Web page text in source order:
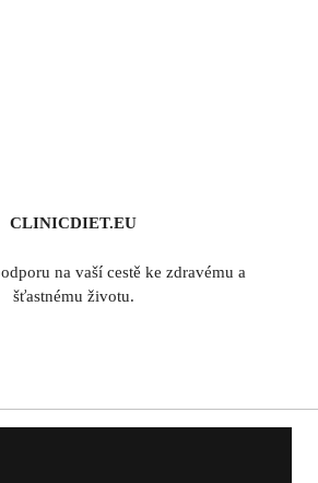
CLINICDIET.EU
na vaší cestě ke zdravému a
šťastnému životu.